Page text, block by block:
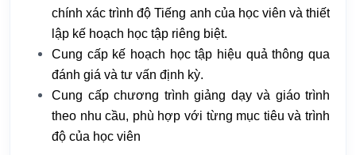
chính xác trình độ Tiếng anh của học viên và thiết
lập kế hoạch học tập riêng biệt.
Cung cấp kế hoạch học tập hiệu quả thông qua
đánh giá và tư vấn định kỳ.
Cung cấp chương trình giảng dạy và giáo trình
theo nhu cầu, phù hợp với từng mục tiêu và trình
độ của học viên